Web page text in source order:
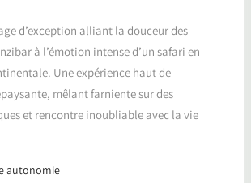
d’exception alliant la douceur des
à l’émotion intense d’un safari en
Une expérience haut de
mêlant farniente sur des
et rencontre inoubliable avec la vie
autonomie